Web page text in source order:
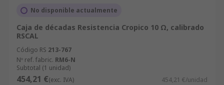
No disponible actualmente
Caja de décadas Resistencia Cropico 10 Ω, calibrado
RSCAL
Código RS 213-767
Nº ref. fabric. RM6-N
Subtotal (1 unidad)
454,21 €(exc. IVA) 454,21 €/unidad